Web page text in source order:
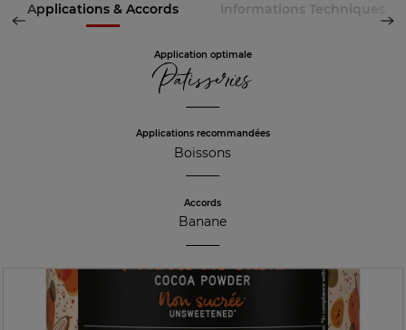
Applications & Accords Informations Techniques
Application optimale
Pâtisseries
Applications recommandées
Boissons
Accords
Banane